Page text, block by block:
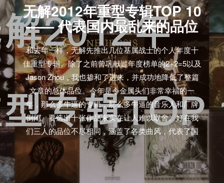
无解2012年重型专辑TOP 10
—— 代表国内最乱来的品位
和去年一样，无解先推出几位基属战士的个人年度十
佳重型专辑。除了之前曾巩献过年度榜单的2+2=5以及
Jason Zhou，我也掺和了进来，并成功地降低了整篇
文章的总体品位。今年是令金属头们非常幸福的一
年，那么多牛逼的专辑，那么多牛逼的音乐人和厂牌
倒闭。要选出十张作品来实在让人难以取舍。好在我
们三人的品位不尽相同，涵盖了各类曲风，代表了国
内最乱来的品位，希望不会给你留下什么心理阴影或
者脑损伤。